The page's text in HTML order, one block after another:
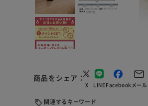
商品をシェア
X LINEFacebook メール
関連するキーワード